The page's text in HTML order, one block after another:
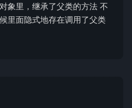
象里，继承了父类的方法 不
里面隐式地存在调用了父类